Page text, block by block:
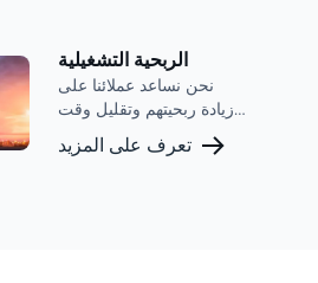
الخبرة في مجال الاحتراق
والتحكم في الانبعاثات ،
نضمن أن عملياتك ليست
باستمرار.
الربحية التشغيلية
نحن نساعد عملائنا على
زيادة ربحيتهم وتقليل وقت
التوقف عن العمل عبر
عملياتهم من خلال تحديد
تعرف على المزيد